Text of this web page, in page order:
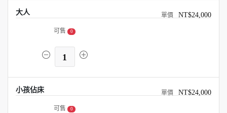
大人 NT$24,000
可售 0
1
小孩佔床 NT$24,000
可售 0